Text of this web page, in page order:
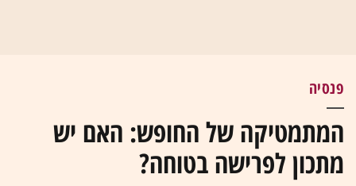
פנסיה
המתמטיקה של החופש: האם יש
מתכון לפרישה בטוחה?